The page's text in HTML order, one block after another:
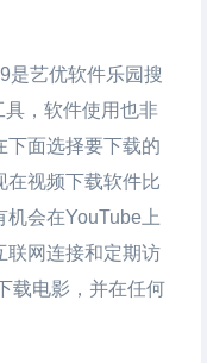
是艺优软件乐园搜
，软件使用也非
下面选择要下载的
在视频下载软件比
会在YouTube上
联网连接和定期访
载电影，并在任何